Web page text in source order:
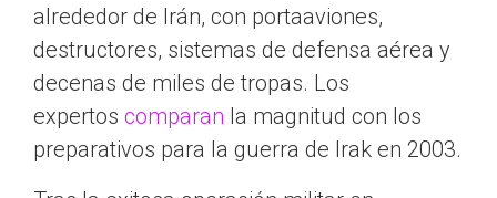
alrededor de Irán, con portaaviones,
destructores, sistemas de defensa aérea y
decenas de miles de tropas. Los
expertos comparan la magnitud con los
preparativos para la guerra de Irak en 2003.